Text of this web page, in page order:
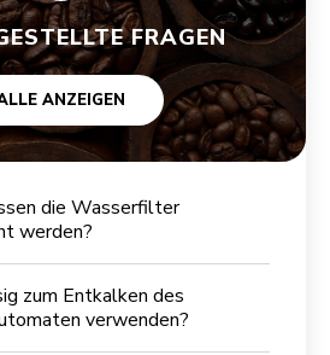
FRAGEN
ANZEIGEN
die Wasserfilter
werden?
zum Entkalken des
verwenden?